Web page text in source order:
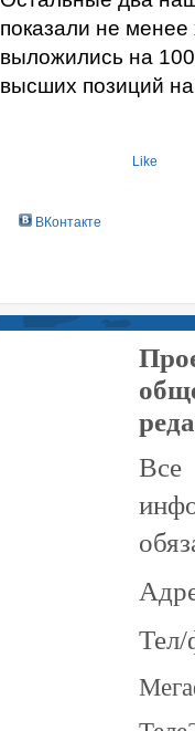
показали не
выложились на
высших позиций
Like
ВКонтакте